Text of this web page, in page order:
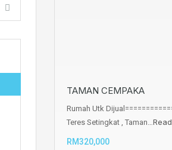
TAMAN CEMPAKA
Rumah Utk
Teres Setingkat , Taman…
RM320,000